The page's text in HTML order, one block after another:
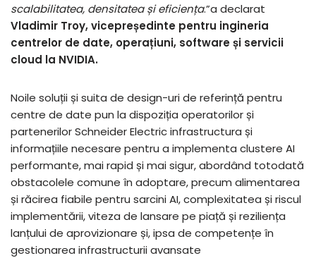
scalabilitatea, densitatea și eficiența.”a declarat
Vladimir Troy, vicepreședinte pentru ingineria
centrelor de date, operațiuni, software și servicii
cloud la NVIDIA.
Noile soluții și suita de design-uri de referință pentru
centre de date pun la dispoziția operatorilor și
partenerilor Schneider Electric infrastructura și
informațiile necesare pentru a implementa clustere AI
performante, mai rapid și mai sigur, abordând totodată
obstacolele comune în adoptare, precum alimentarea
și răcirea fiabile pentru sarcini AI, complexitatea și riscul
implementării, viteza de lansare pe piață și reziliența
lanțului de aprovizionare și, ipsa de competențe în
gestionarea infrastructurii avansate